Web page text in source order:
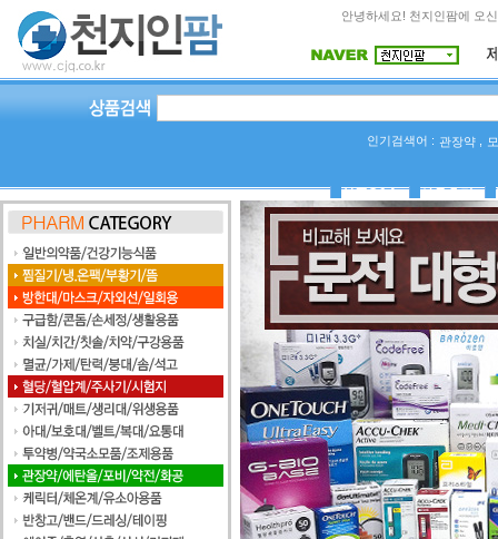
안녕하세요! 천지인팜에 오
인기검색어 : 관장약
상품Q&A 사용후기